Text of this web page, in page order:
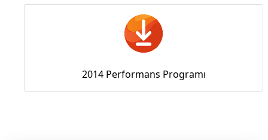
2014 Performans Programı